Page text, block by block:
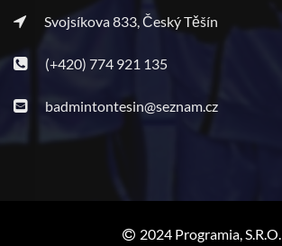
Svojsíkova 833, Český Těšín
(+420) 774 921 135
badmintontesin@seznam.cz
2024 Programia, S.r.o.